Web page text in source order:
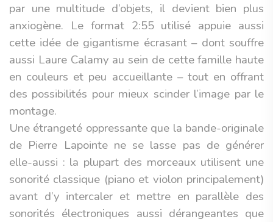
par une multitude d’objets, il devient bien plus
anxiogène. Le format 2:55 utilisé appuie aussi
cette idée de gigantisme écrasant – dont souffre
aussi Laure Calamy au sein de cette famille haute
en couleurs et peu accueillante – tout en offrant
des possibilités pour mieux scinder l’image par le
montage.
Une étrangeté oppressante que la bande-originale
de Pierre Lapointe ne se lasse pas de générer
elle-aussi : la plupart des morceaux utilisent une
sonorité classique (piano et violon principalement)
avant d’y intercaler et mettre en parallèle des
sonorités électroniques aussi dérangeantes que